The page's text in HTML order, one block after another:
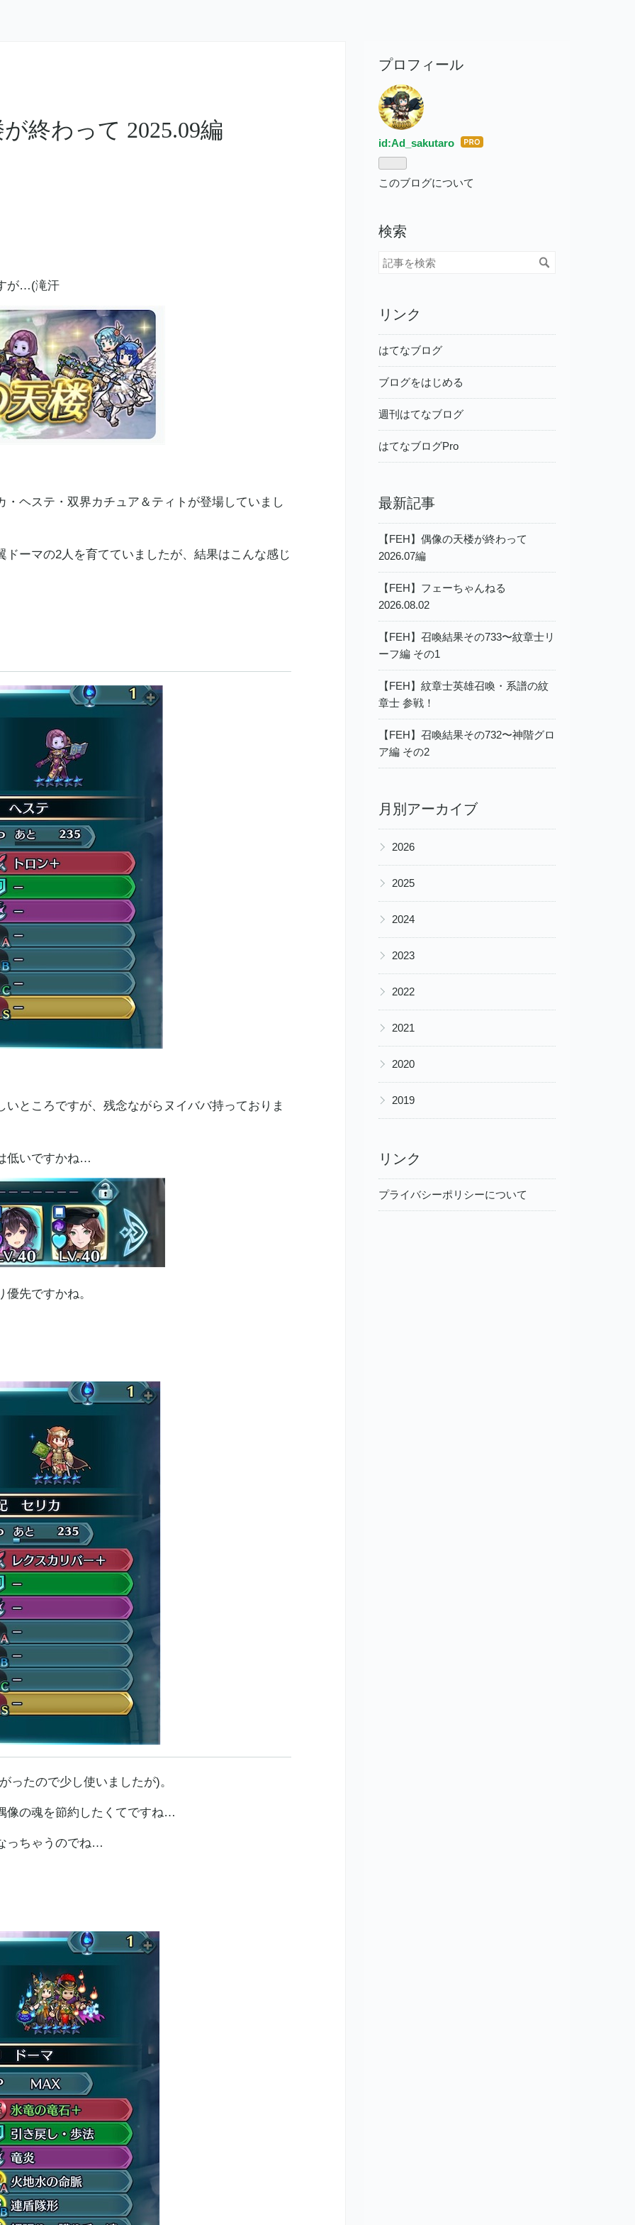
終わって 2025.09編
が…(滝汗
ヘステ・双界カチュア＆ティトが登場していまし
ーマの2人を育てていましたが、結果はこんな感じ
ところですが、残念ながらヌイババ持っておりま
低いですかね…
先ですかね。
ったので少し使いましたが)。
像の魂を節約したくてですね…
っちゃうのでね…
プロフィール
id:Ad_sakutaro はて
ログ
このブログについて
検索
リンク
はてなブログ
ブログをはじめる
週刊はてなブログ
はてなブログPro
最新記事
【FEH】偶像の天楼が終わって
2026.07編
【FEH】フェーちゃんねる
2026.08.02
【FEH】召喚結果その733〜紋章士リ
ーフ編 その1
【FEH】紋章士英雄召喚・系譜の紋
章士 参戦！
【FEH】召喚結果その732〜神階グロ
ア編 その2
月別アーカイブ
▶ 2026
▶ 2025
▶ 2024
▶ 2023
▶ 2022
▶ 2021
▶ 2020
▶ 2019
リンク
プライバシーポリシーについて